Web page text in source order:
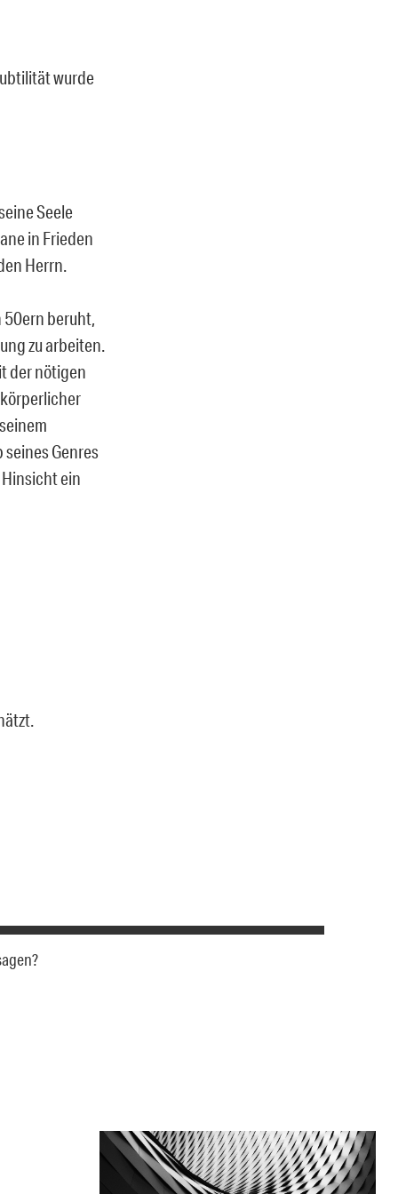
wurde
Seele
in Frieden
Herrn.
50ern beruht,
zu arbeiten.
der nötigen
körperlicher
Genres
ein